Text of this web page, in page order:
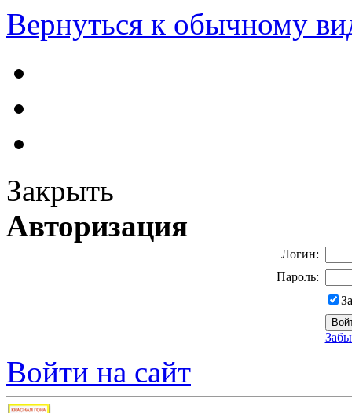
Вернуться к обычному
Закрыть
Авторизация
Логин:
Пароль:
Войти на сайт